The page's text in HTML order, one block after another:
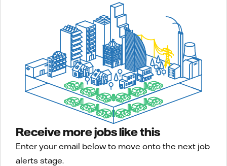
Receive more jobs like this
Enter your email below to move onto the next job
alerts stage.